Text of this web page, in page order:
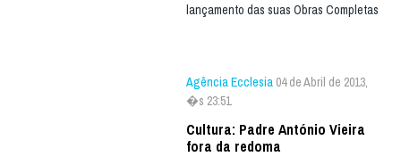
lançamento das suas Obras Completas
Agência Ecclesia 04 de Abril de 2013,
�s 23:51
Cultura: Padre António Vieira
fora da redoma